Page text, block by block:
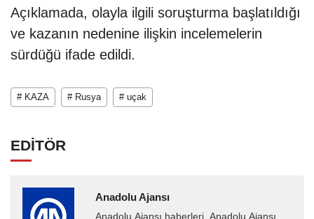
Açıklamada, olayla ilgili soruşturma başlatıldığı
ve kazanın nedenine ilişkin incelemelerin
sürdüğü ifade edildi.
# KAZA # Rusya # uçak
EDİTÖR
Anadolu Ajansı
Anadolu Ajansı haberleri. Anadolu Ajansı